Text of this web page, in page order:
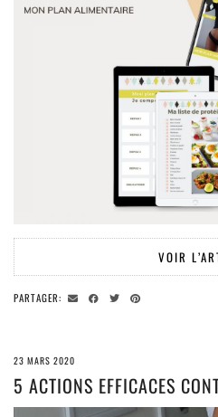
VOIR
PARTAGER:
23 MARS 2020
5 ACTIONS EFFICACES